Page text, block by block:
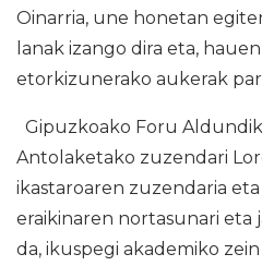
Oinarria, une honetan
lanak izango dira eta,
etorkizunerako aukerak
Gipuzkoako Foru
Antolaketako zuzendari
ikastaroaren zuzendaria
eraikinaren nortasunari eta
da, ikuspegi akademiko